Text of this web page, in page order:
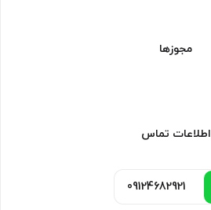
مجوزها
اطلاعات تماس
09124682921